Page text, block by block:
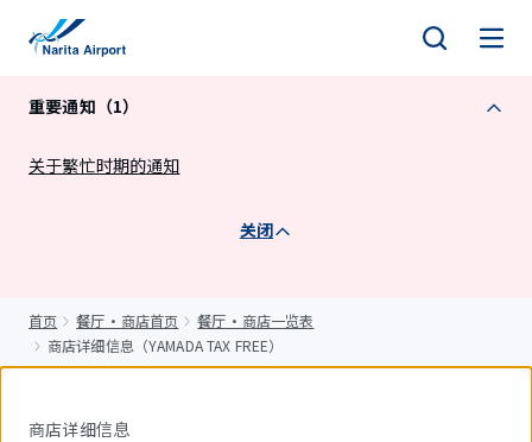
重要通知（1）
关于繁忙时期的通知
关闭
首页 餐厅・商店首页
餐厅・商店一览表
商店详细信息（YAMADA TAX FREE）
商店详细信息